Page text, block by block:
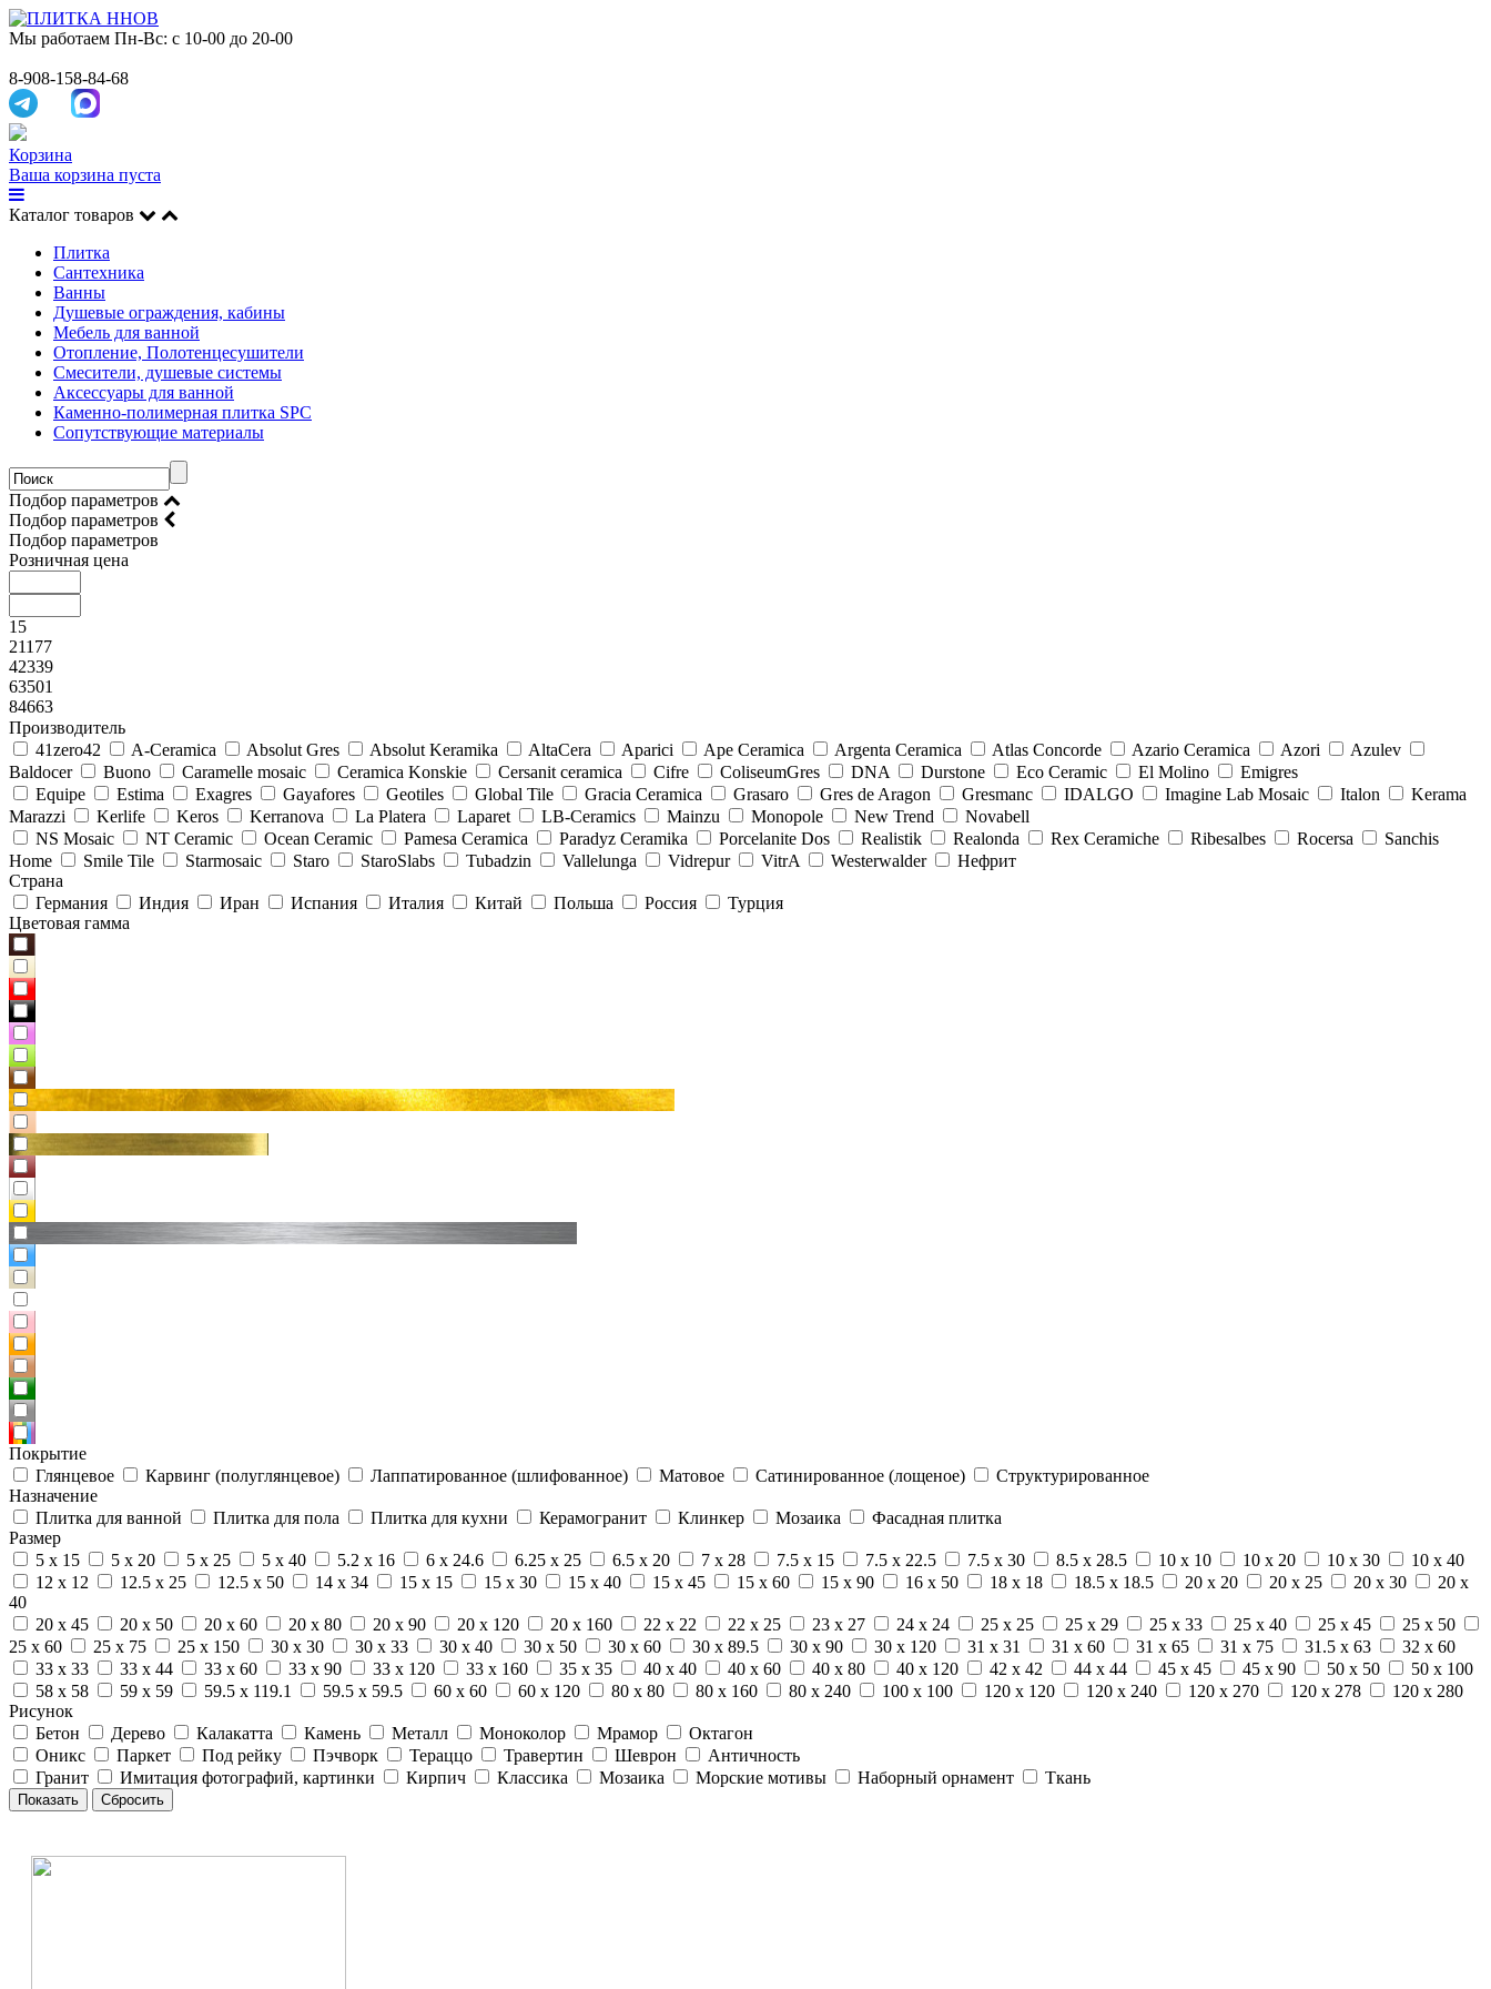
Мы работаем Пн-Вс: с 10-00 до 20-00
8-908-158-84-68
Корзина
Ваша корзина пуста
Каталог товаров
Плитка
Сантехника
Ванны
Душевые ограждения, кабины
Мебель для ванной
Отопление, Полотенцесушители
Смесители, душевые системы
Аксессуары для ванной
Каменно-полимерная плитка SPC
Сопутствующие материалы
Подбор параметров
Подбор параметров
Подбор параметров
Розничная цена
15
21177
42339
63501
84663
Производитель
41zero42
A-Ceramica Absolut Gres Absolut Keramika AltaCera Aparici Ape Ceramica Argenta Ceramica Atlas Concorde Azario Ceramica Azori
Azulev
Baldocer
Buono Caramelle mosaic Ceramica Konskie Cersanit ceramica Cifre ColiseumGres DNA Durstone Eco Ceramic El Molino
Emigres
Equipe
Estima Exagres Gayafores Geotiles Global Tile Gracia Ceramica Grasaro Gres de Aragon Gresmanc IDALGO Imagine Lab Mosaic Italon
Kerama
Marazzi
Kerlife Keros Kerranova La Platera Laparet LB-Ceramics Mainzu Monopole New Trend
Novabell
NS Mosaic
NT Ceramic Ocean Ceramic Pamesa Ceramica Paradyz Сeramika Porcelanite Dos Realistik Realonda Rex Ceramiche Ribesalbes Rocersa
Sanchis
Home
Smile Tile Starmosaic Staro StaroSlabs Tubadzin Vallelunga Vidrepur VitrA Westerwalder
Нефрит
Страна
Германия
Индия Иран Испания Италия Китай Польша Россия
Турция
Цветовая гамма
Покрытие
Глянцевое
Карвинг (полуглянцевое) Лаппатированное (шлифованное) Матовое Сатинированное (лощеное)
Структурированное
Назначение
Плитка для ванной
Плитка для пола Плитка для кухни Керамогранит Клинкер Мозаика
Фасадная плитка
Размер
5 x 15
5 x 20 5 x 25 5 x 40 5.2 x 16 6 x 24.6 6.25 x 25 6.5 x 20 7 x 28 7.5 x 15 7.5 x 22.5 7.5 x 30 8.5 x 28.5 10 x 10 10 x 20 10 x 30
10 x 40
12 x 12
12.5 x 25 12.5 x 50 14 x 34 15 x 15 15 x 30 15 x 40 15 x 45 15 x 60 15 x 90 16 x 50 18 x 18 18.5 x 18.5 20 x 20 20 x 25 20 x 30
20 x
40
20 x 45
20 x 50 20 x 60 20 x 80 20 x 90 20 x 120 20 x 160 22 x 22 22 x 25 23 x 27 24 x 24 25 x 25 25 x 29 25 x 33 25 x 40 25 x 45
25 x 50
25 x 60
25 x 75 25 x 150 30 x 30 30 x 33 30 x 40 30 x 50 30 x 60 30 x 89.5 30 x 90 30 x 120 31 x 31 31 x 60 31 x 65 31 x 75 31.5 x 63
32 x 60
33 x 33
33 x 44 33 x 60 33 x 90 33 x 120 33 x 160 35 x 35 40 x 40 40 x 60 40 x 80 40 x 120 42 x 42 44 x 44 45 x 45 45 x 90 50 x 50
50 x 100
58 x 58
59 x 59 59.5 x 119.1 59.5 x 59.5 60 x 60 60 x 120 80 x 80 80 x 160 80 x 240 100 x 100 120 x 120 120 x 240 120 x 270 120 x 278
120 x 280
Рисунок
Бетон
Дерево Калакатта Камень Металл Моноколор Мрамор
Октагон
Оникс
Паркет Под рейку Пэчворк Тераццо Травертин Шеврон
Античность
Гранит
Имитация фотографий, картинки Кирпич Классика Мозаика Морские мотивы Наборный орнамент Ткань